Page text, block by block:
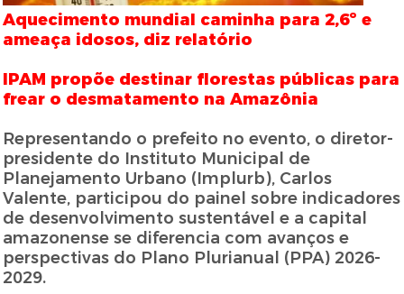
Aquecimento mundial caminha para 2,6º e
ameaça idosos, diz relatório
IPAM propõe destinar florestas públicas para
frear o desmatamento na Amazônia
Representando o prefeito no evento, o diretor-
presidente do Instituto Municipal de
Planejamento Urbano (Implurb), Carlos
Valente, participou do painel sobre indicadores
de desenvolvimento sustentável e a capital
amazonense se diferencia com avanços e
perspectivas do Plano Plurianual (PPA) 2026-
2029.